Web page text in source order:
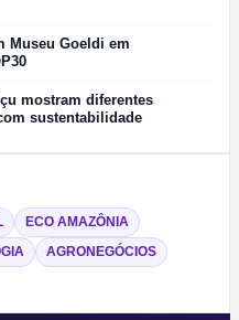
Museu Goeldi em
mostram diferentes
sustentabilidade
ECO AMAZÔNIA
AGRONEGÓCIOS